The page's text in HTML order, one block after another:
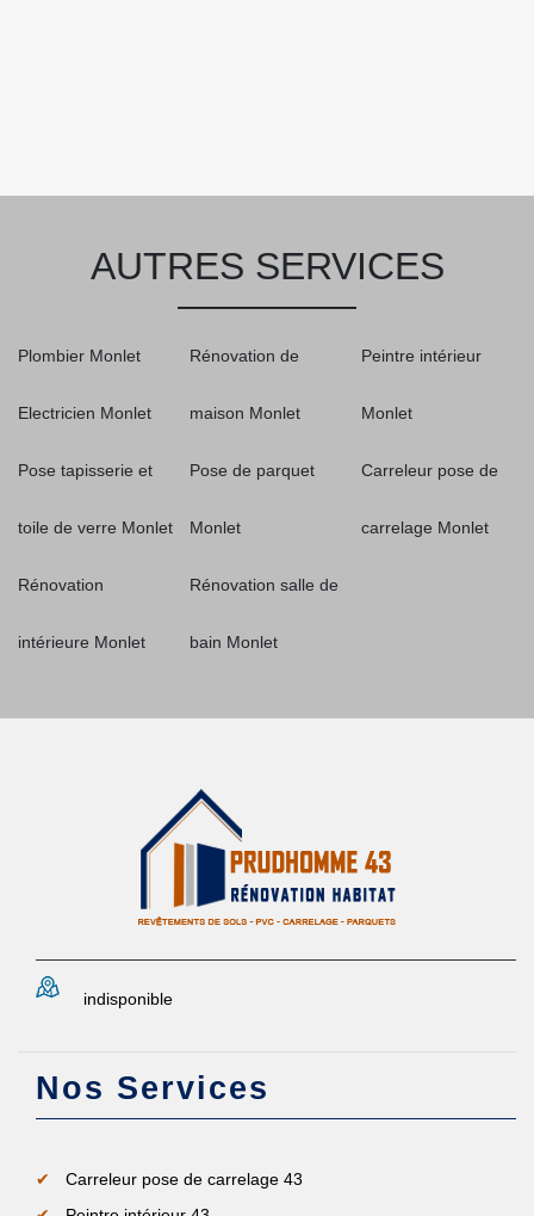
AUTRES SERVICES
Plombier Monlet
Electricien Monlet
Pose tapisserie et
toile de verre Monlet
Rénovation
intérieure Monlet
Rénovation de
maison Monlet
Pose de parquet
Monlet
Rénovation salle de
bain Monlet
Peintre intérieur
Monlet
Carreleur pose de
carrelage Monlet
indisponible
Nos Services
Carreleur pose de carrelage 43